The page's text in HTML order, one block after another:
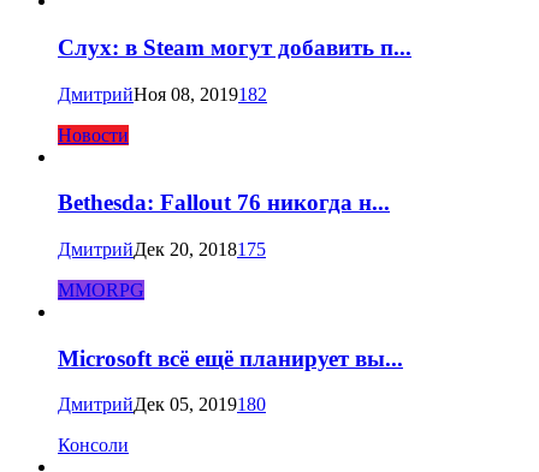
Слух: в Steam могут добавить п...
ДмитрийНоя 08, 2019182
Новости
Bethesda: Fallout 76 никогда н...
ДмитрийДек 20, 2018175
MMORPG
Microsoft всё ещё планирует вы...
ДмитрийДек 05, 2019180
Консоли